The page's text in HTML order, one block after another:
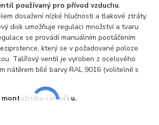
používaný pro přívod vzduchu.
dosažení nízké hlučnosti a tlakové ztráty.
disk umožňuje regulaci množství a tvaru
se provádí manuálním pootáčením
který se v požadované poloze
Talířový ventil je vyroben z ocelového
nátěrem bílé barvy RAL 9016 (volitelně s
rámečku.